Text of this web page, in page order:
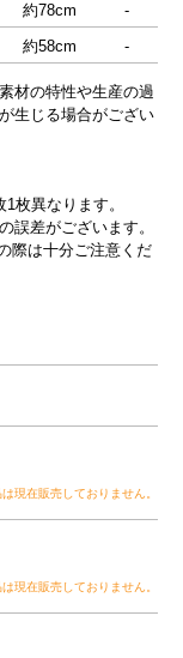
約78cm
-
約58cm -
材の特性や生産の過
生じる場合がござい
枚異なります。
誤差がございます。
際は十分ご注意くだ
現在販売しておりません。
現在販売しておりません。